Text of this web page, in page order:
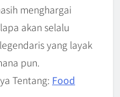
menghargai
akan selalu
yang layak
pun.
Tentang: Food